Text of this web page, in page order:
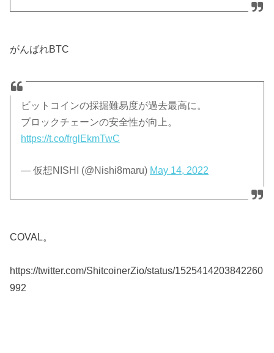
がんばれBTC
ビットコインの採掘難易度が過去最高に。
ブロックチェーンの安全性が向上。
https://t.co/frglEkmTwC
— 仮想NISHI (@Nishi8maru) May 14, 2022
COVAL。
https://twitter.com/ShitcoinerZio/status/1525414203842260
992